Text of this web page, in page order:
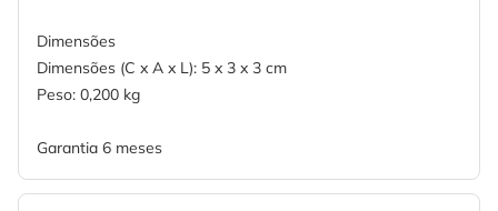
Dimensões
Dimensões (C x A x L): 5 x 3 x 3 cm
Peso: 0,200 kg
Garantia 6 meses